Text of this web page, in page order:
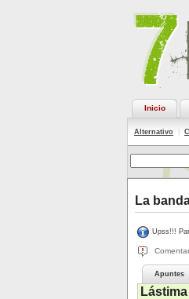
Inicio
Alternativo
La
Upss!!!
Apuntes